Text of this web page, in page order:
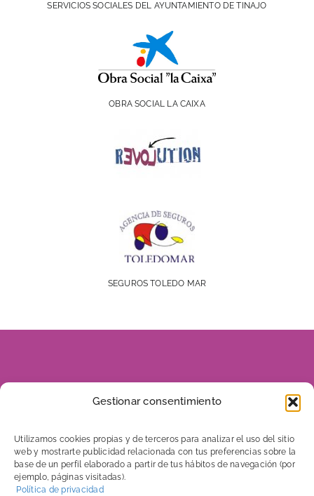
Gestionar consentimiento
Utilizamos cookies propias y de terceros para analizar el uso del sitio
web y mostrarte publicidad relacionada con tus preferencias sobre la
base de un perfil elaborado a partir de tus hábitos de navegación (por
ejemplo, páginas visitadas).
Política de privacidad
SERVICIOS SOCIALES DEL AYUNTAMIENTO DE TINAJO
OBRA SOCIAL LA CAIXA
SEGUROS TOLEDO MAR
928 816 960
606 656 046
C/ Tenerife, 7